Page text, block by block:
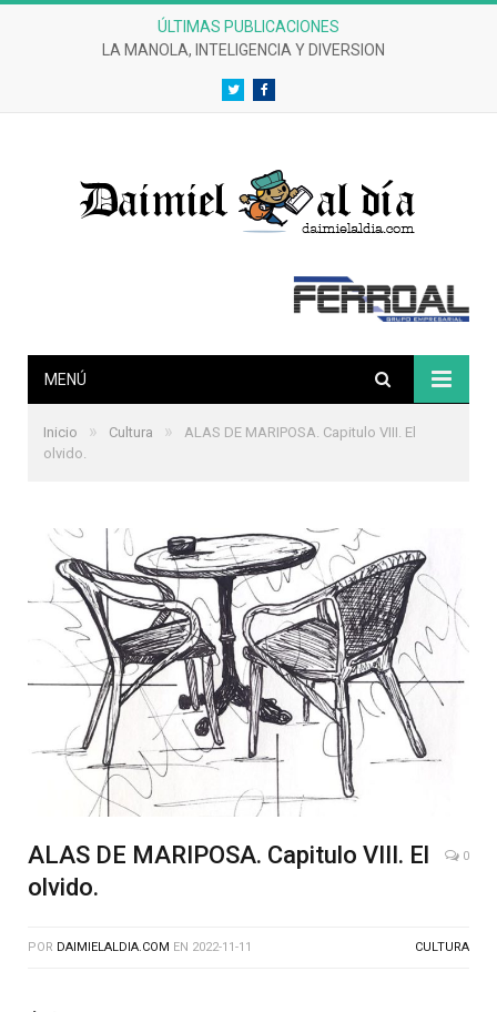
ÚLTIMAS PUBLICACIONES
LA MANOLA, INTELIGENCIA Y DIVERSION
TwitterFacebook
MENÚ
Inicio » Cultura »
ALAS DE MARIPOSA. Capitulo VIII. El
olvido.
ALAS DE MARIPOSA. Capitulo VIII. El
olvido.
0
POR DAIMIELALDIA.COM EN 2022-11-11 CULTURA